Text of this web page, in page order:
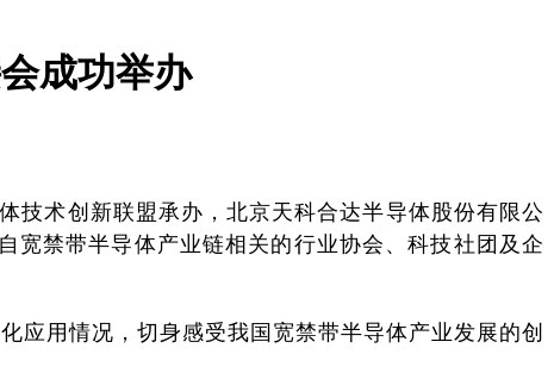
成功举办
技术创新联盟承办，北京天科合达半导体股份有限公
禁带半导体产业链相关的行业协会、科技社团及企
应用情况，切身感受我国宽禁带半导体产业发展的创